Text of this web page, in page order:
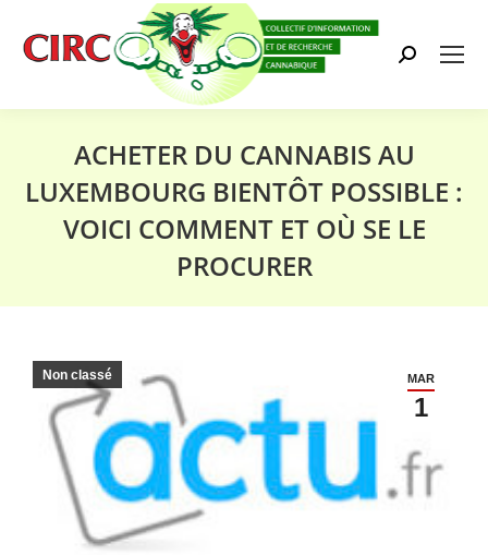
Search:
ACHETER DU CANNABIS AU
LUXEMBOURG BIENTÔT POSSIBLE :
VOICI COMMENT ET OÙ SE LE
PROCURER
MAR
1
Non classé